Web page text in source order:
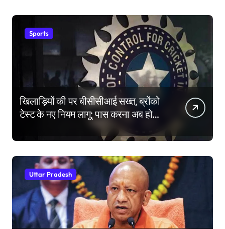
Sports
खिलाड़ियों की पर बीसीसीआई सख्त, ब्रोंको
टेस्ट के नए नियम लागू; पास करना अब होगा
Uttar Pradesh